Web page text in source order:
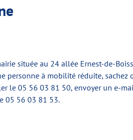
située au 24 allée Ernest-de-
personne à mobilité réduite, sachez
le 05 56 03 81 50, envoyer un e-
05 56 03 81 53.